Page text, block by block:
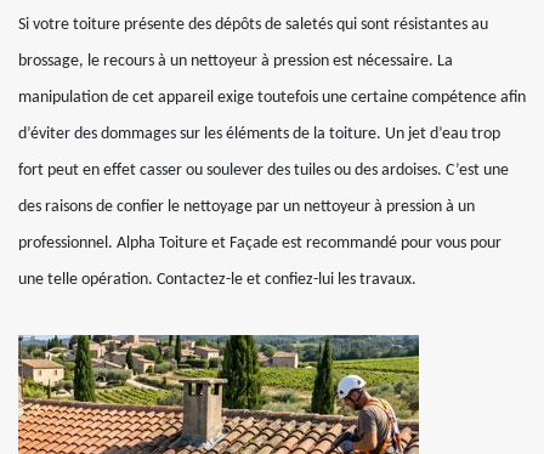
Si votre toiture présente des dépôts de saletés qui sont résistantes au
brossage, le recours à un nettoyeur à pression est nécessaire. La
manipulation de cet appareil exige toutefois une certaine compétence afin
d’éviter des dommages sur les éléments de la toiture. Un jet d’eau trop
fort peut en effet casser ou soulever des tuiles ou des ardoises. C’est une
des raisons de confier le nettoyage par un nettoyeur à pression à un
professionnel. Alpha Toiture et Façade est recommandé pour vous pour
une telle opération. Contactez-le et confiez-lui les travaux.